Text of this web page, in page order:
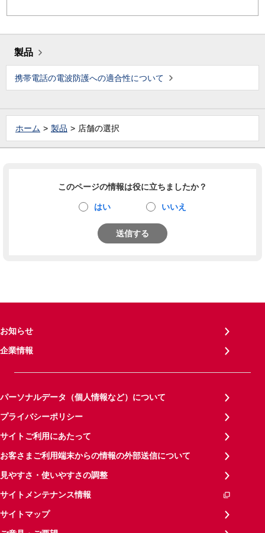
製品
携帯電話の電波防護への適合性について
ホーム 製品 店舗の選択
このページの情報は役に立ちましたか？
はい いいえ
送信する
お知らせ
企業情報
パーソナルデータ（個人情報など）について
プライバシーポリシー
サイトご利用にあたって
お客さまご利用端末からの情報の外部送信について
見やすさ・使いやすさの調整
サイトメンテナンス情報
サイトマップ